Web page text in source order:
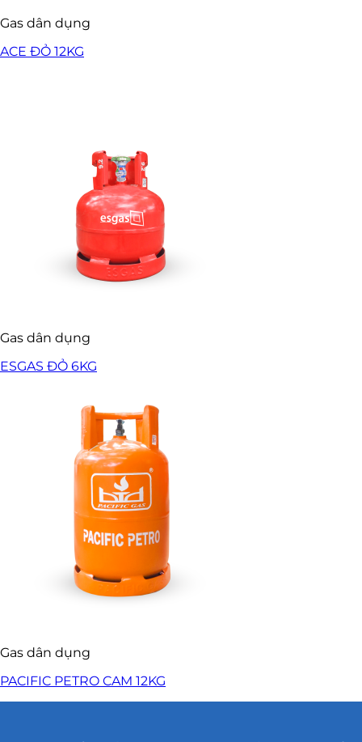
Gas dân dụng
ACE ĐỎ 12KG
Gas dân dụng
ESGAS ĐỎ 6KG
Gas dân dụng
PACIFIC PETRO CAM 12KG